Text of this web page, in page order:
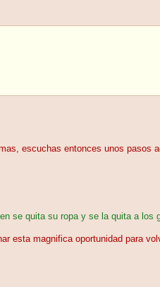
escuchas entonces unos pasos
se quita su ropa y se la quita a los
esta magnifica oportunidad para